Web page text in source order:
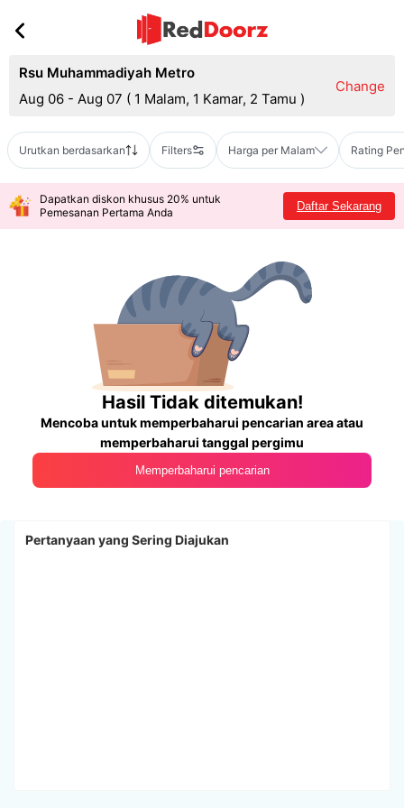
Rsu Muhammadiyah Metro
Aug 06 - Aug 07 ( 1 Malam, 1 Kamar, 2 Tamu )
Change
Urutkan berdasarkan Filters Harga per Malam Rating
Dapatkan diskon khusus 20% untuk
Pemesanan Pertama Anda
Daftar Sekarang
Hasil Tidak ditemukan!
Mencoba untuk memperbaharui pencarian area atau
memperbaharui tanggal pergimu
Memperbaharui pencarian
Pertanyaan yang Sering Diajukan